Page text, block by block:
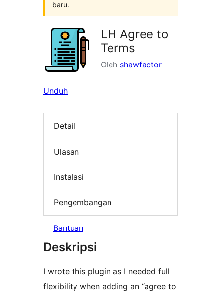
baru.
LH Agree to
Terms
Oleh shawfactor
Unduh
Detail
Ulasan
Instalasi
Pengembangan
Bantuan
Deskripsi
I wrote this plugin as I needed full
flexibility when adding an “agree to